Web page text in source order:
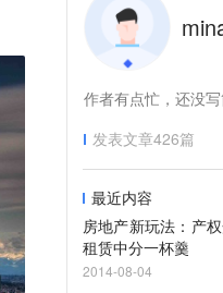
作者有点忙，还没
发表文章426篇
最近内容
房地产新玩法：产
租赁中分一杯羹
2014-08-04